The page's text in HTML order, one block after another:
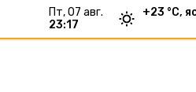
пт, 07 авг.
23:17
+23 °С,